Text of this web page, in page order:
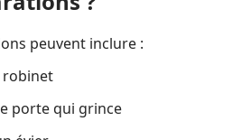
peuvent inclure :
robinet
porte qui grince